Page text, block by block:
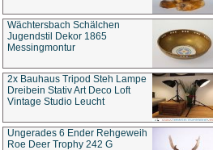
Wächtersbach Schälchen
Jugendstil Dekor 1865
Messingmontur
2x Bauhaus Tripod Steh Lampe
Dreibein Stativ Art Deco Loft
Vintage Studio Leucht
Ungerades 6 Ender Rehgeweih
Roe Deer Trophy 242 G